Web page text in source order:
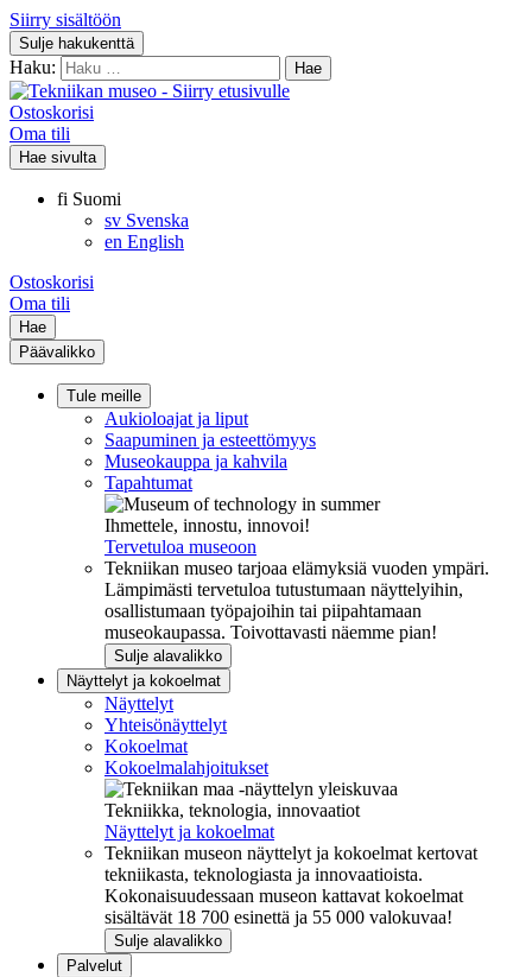
Siirry sisältöön
Sulje hakukenttä
Haku:
Ostoskorisi
Oma tili
Hae sivulta
fi Suomi
sv Svenska
en English
Ostoskorisi
Oma tili
Hae
Päävalikko
Tule meille
Aukioloajat ja liput
Saapuminen ja esteettömyys
Museokauppa ja kahvila
Tapahtumat
Ihmettele, innostu, innovoi!
Tervetuloa museoon
Tekniikan museo tarjoaa elämyksiä vuoden ympäri.
Lämpimästi tervetuloa tutustumaan näyttelyihin,
osallistumaan työpajoihin tai piipahtamaan
museokaupassa. Toivottavasti näemme pian!
Sulje alavalikko
Näyttelyt ja kokoelmat
Näyttelyt
Yhteisönäyttelyt
Kokoelmat
Kokoelmalahjoitukset
Tekniikka, teknologia, innovaatiot
Näyttelyt ja kokoelmat
Tekniikan museon näyttelyt ja kokoelmat kertovat
tekniikasta, teknologiasta ja innovaatioista.
Kokonaisuudessaan museon kattavat kokoelmat
sisältävät 18 700 esinettä ja 55 000 valokuvaa!
Sulje alavalikko
Palvelut